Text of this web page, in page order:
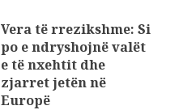
Vera të rrezikshme: Si
po e ndryshojnë valët
e të nxehtit dhe
zjarret jetën në
Europë